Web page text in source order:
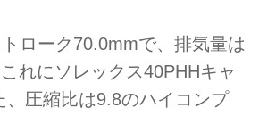
ローク70.0mmで、排気量は
れにソレックス40PHHキャ
、圧縮比は9.8のハイコンプ